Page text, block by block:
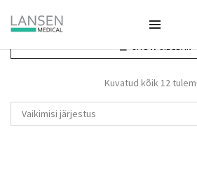
SHOW SIDEBAR
Kuvatud kõik 12
Vaikimisi järjestus